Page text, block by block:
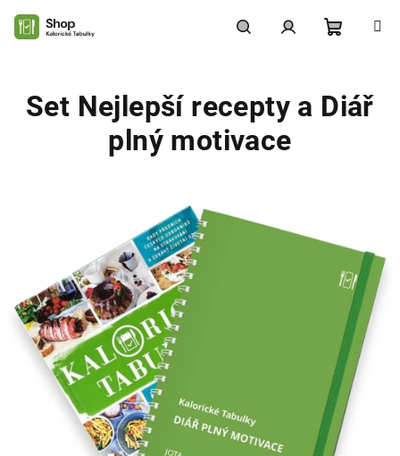
obsah
košík
Set Nejlepší recepty a Diář
plný motivace